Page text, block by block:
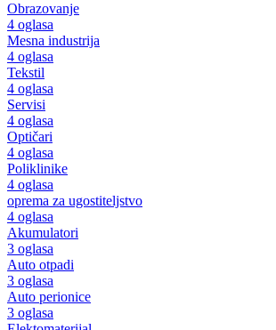
Obrazovanje
4 oglasa
Mesna industrija
4 oglasa
Tekstil
4 oglasa
Servisi
4 oglasa
Optičari
4 oglasa
Poliklinike
4 oglasa
oprema za ugostiteljstvo
4 oglasa
Akumulatori
3 oglasa
Auto otpadi
3 oglasa
Auto perionice
3 oglasa